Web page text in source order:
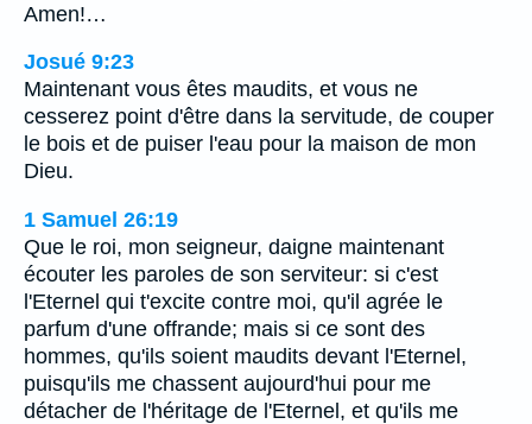
Amen!…
Josué 9:23
Maintenant vous êtes maudits, et vous ne
cesserez point d'être dans la servitude, de couper
le bois et de puiser l'eau pour la maison de mon
Dieu.
1 Samuel 26:19
Que le roi, mon seigneur, daigne maintenant
écouter les paroles de son serviteur: si c'est
l'Eternel qui t'excite contre moi, qu'il agrée le
parfum d'une offrande; mais si ce sont des
hommes, qu'ils soient maudits devant l'Eternel,
puisqu'ils me chassent aujourd'hui pour me
détacher de l'héritage de l'Eternel, et qu'ils me